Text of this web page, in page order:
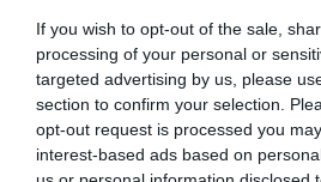
If you wish to opt-out of the sale,
processing of your personal or
targeted advertising by us, please
section to confirm your selection.
opt-out request is processed you
interest-based ads based on
ανεπίκαιρη.
Ο νέος Κώδικας
σχεδιάστηκε ως ένα
ενημερωνόμενο και